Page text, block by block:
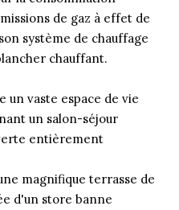
de gaz à effet de
système de chauffage
chauffant.
un vaste espace de vie
un salon-séjour
entièrement
magnifique terrasse de
d'un store banne